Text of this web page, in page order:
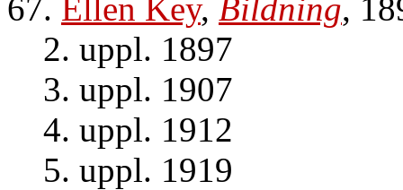
67. Ellen Key, Bildning,
2. uppl. 1897
3. uppl. 1907
4. uppl. 1912
5. uppl. 1919